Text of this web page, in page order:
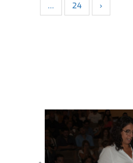
…
24 ›